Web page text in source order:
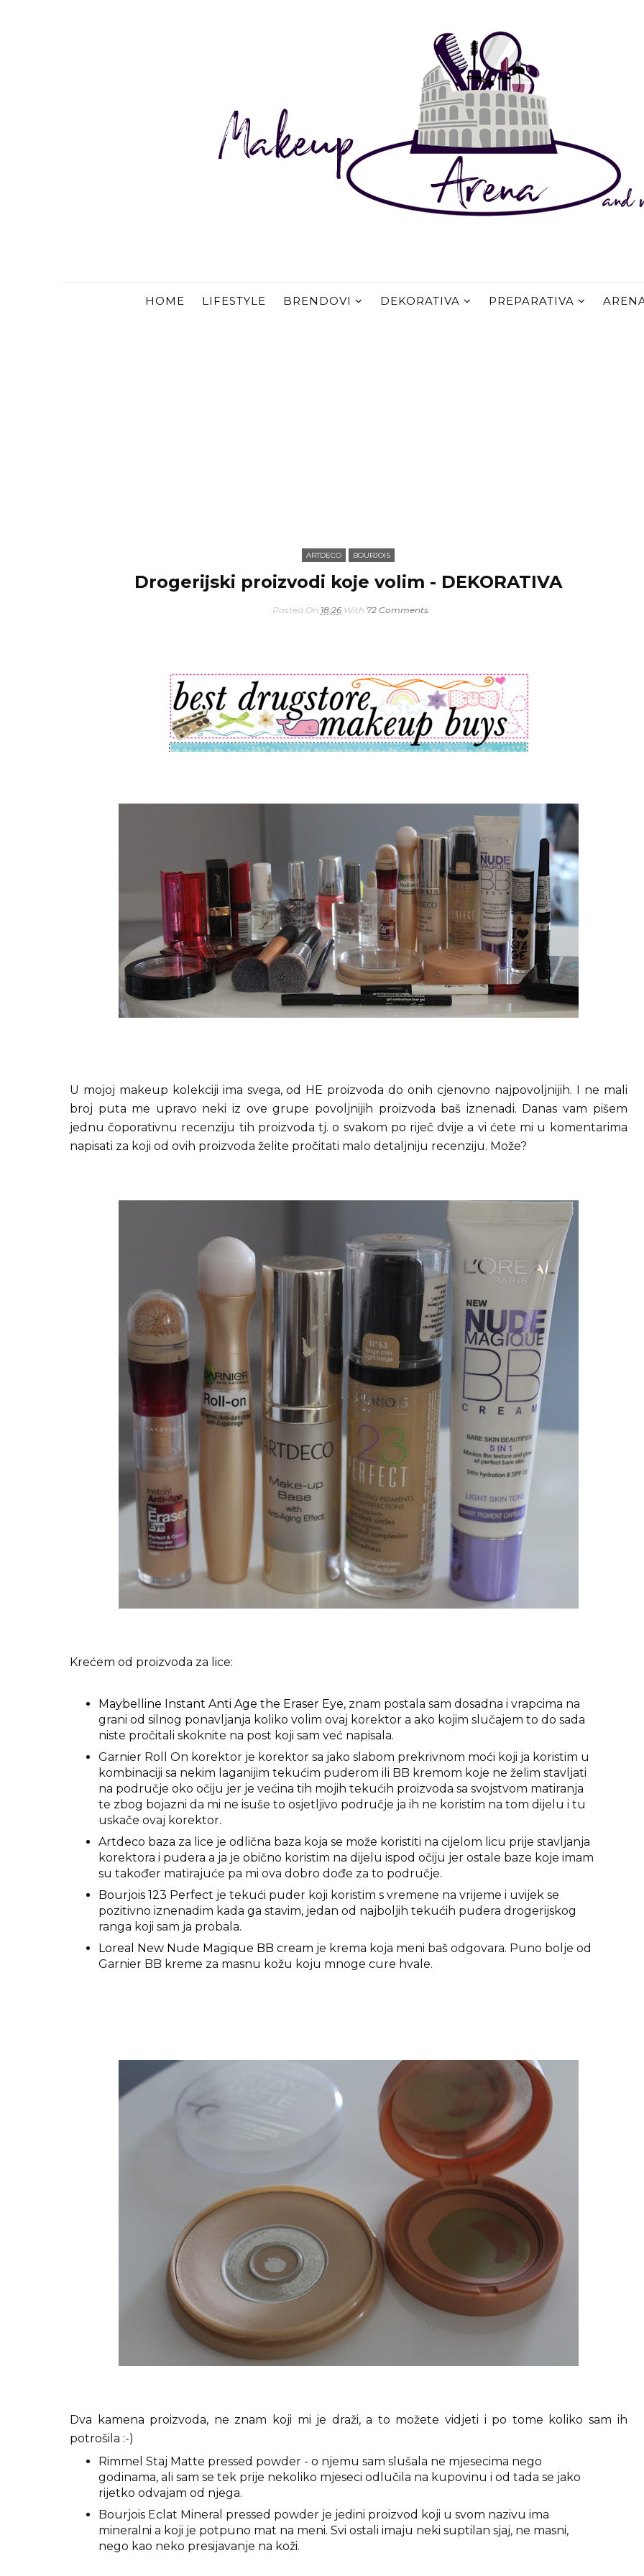
HOME LIFESTYLE BRENDOVI DEKORATIVA PREPARATIVA
ARTDECO BOURJOIS
Drogerijski proizvodi koje volim - DEKORATIVA
Posted On 18:26 With 72 Comments
U mojoj makeup kolekciji ima svega, od HE proizvoda do onih cjenovno najpovoljnijih. I ne mali
broj puta me upravo neki iz ove grupe povoljnijih proizvoda baš iznenadi. Danas vam pišem
jednu čoporativnu recenziju tih proizvoda tj. o svakom po riječ dvije a vi ćete mi u komentarima
napisati za koji od ovih proizvoda želite pročitati malo detaljniju recenziju. Može?
Krećem od proizvoda za lice:
Maybelline Instant Anti Age the Eraser Eye, znam postala sam dosadna i vrapcima na
grani od silnog ponavljanja koliko volim ovaj korektor a ako kojim slučajem to do sada
niste pročitali skoknite na post koji sam već napisala.
Garnier Roll On korektor je korektor sa jako slabom prekrivnom moći koji ja koristim u
kombinaciji sa nekim laganijim tekućim puderom ili BB kremom koje ne želim stavljati
na područje oko očiju jer je većina tih mojih tekućih proizvoda sa svojstvom matiranja
te zbog bojazni da mi ne isuše to osjetljivo područje ja ih ne koristim na tom dijelu i tu
uskače ovaj korektor.
Artdeco baza za lice je odlična baza koja se može koristiti na cijelom licu prije stavljanja
korektora i pudera a ja je obično koristim na dijelu ispod očiju jer ostale baze koje imam
su također matirajuće pa mi ova dobro dođe za to područje.
Bourjois 123 Perfect je tekući puder koji koristim s vremene na vrijeme i uvijek se
pozitivno iznenadim kada ga stavim, jedan od najboljih tekućih pudera drogerijskog
ranga koji sam ja probala.
Loreal New Nude Magique BB cream je krema koja meni baš odgovara. Puno bolje od
Garnier BB kreme za masnu kožu koju mnoge cure hvale.
Dva kamena proizvoda, ne znam koji mi je draži, a to možete vidjeti i po tome koliko sam ih
potrošila :-)
Rimmel Staj Matte pressed powder - o njemu sam slušala ne mjesecima nego
godinama, ali sam se tek prije nekoliko mjeseci odlučila na kupovinu i od tada se jako
rijetko odvajam od njega.
Bourjois Eclat Mineral pressed powder je jedini proizvod koji u svom nazivu ima
mineralni a koji je potpuno mat na meni. Svi ostali imaju neki suptilan sjaj, ne masni,
nego kao neko presijavanje na koži.